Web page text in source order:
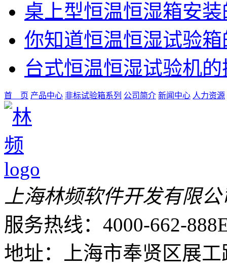
桌上型恒温恒湿箱安
你知道恒温恒湿试验
台式恒温恒湿试验机
首 页 产品中心 非标试验箱系列 公司简介 新闻中心 人力资源
上海林频软件开发有限公
服务热线：4000-662-888
地址：上海市奉贤区展工